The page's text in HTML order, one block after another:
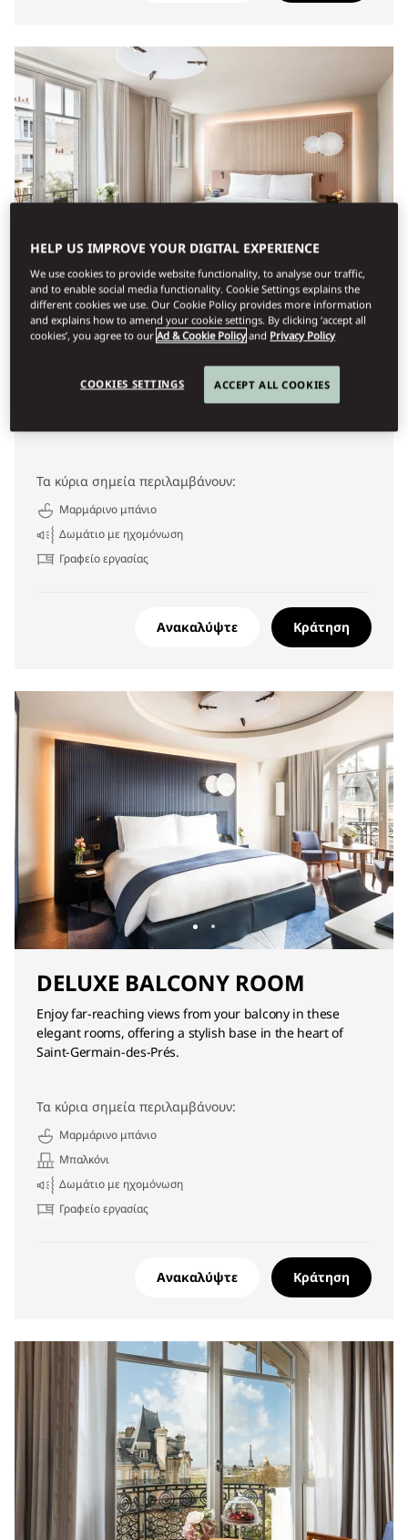
DELUXE ROOM
Sophisticated and contemporary, our Deluxe Rooms offer
bespoke design details, elegant finishes, bright marble
bathrooms, and peaceful views to create a luxurious
Τα κύρια σημεία περιλαμβάνουν:
Μαρμάρινο μπάνιο
Δωμάτιο με ηχομόνωση
Γραφείο εργασίας
Ανακαλύψτε Κράτηση
DELUXE BALCONY ROOM
Enjoy far-reaching views from your balcony in these
elegant rooms, offering a stylish base in the heart of
Saint-Germain-des-Prés.
Τα κύρια σημεία περιλαμβάνουν:
Μαρμάρινο μπάνιο
Μπαλκόνι
Δωμάτιο με ηχομόνωση
Γραφείο εργασίας
Ανακαλύψτε Κράτηση
HELP US IMPROVE YOUR DIGITAL EXPERIENCE
We use cookies to provide website functionality, to analyse our traffic,
and to enable social media functionality. Cookie Settings explains the
different cookies we use. Our Cookie Policy provides more information
and explains how to amend your cookie settings. By clicking ‘accept all
cookies’, you agree to ourAd & Cookie Policy and Privacy Policy
COOKIES SETTINGS ACCEPT ALL COOKIES